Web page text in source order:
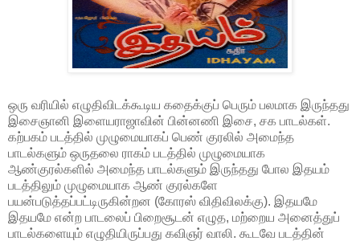
ஒரு வரியில் எழுதிவிடக்கூடிய கதைக்குப் பெரும் பலமாக இருந்தது
இசைஞானி இளையராஜாவின் பின்னணி இசை, சக பாடல்கள்.
கற்பகம் படத்தில் முழுமையாகப் பெண் குரலில் அமைந்த
பாடல்களும் ஒருதலை ராகம் படத்தில் முழுமையாக
ஆண்குரல்களில் அமைந்த பாடல்களும் இருந்தது போல இதயம்
படத்திலும் முழுமையாக ஆண் குரல்களே
பயன்படுத்தப்பட்டிருகின்றன (கோரஸ் விதிவிலக்கு). இதயமே
இதயமே என்ற பாடலைப் பிறைசூடன் எழுத, மற்றைய அனைத்துப்
பாடல்களையும் எழுதியிருப்பது கவிஞர் வாலி. கூடவே படத்தின்